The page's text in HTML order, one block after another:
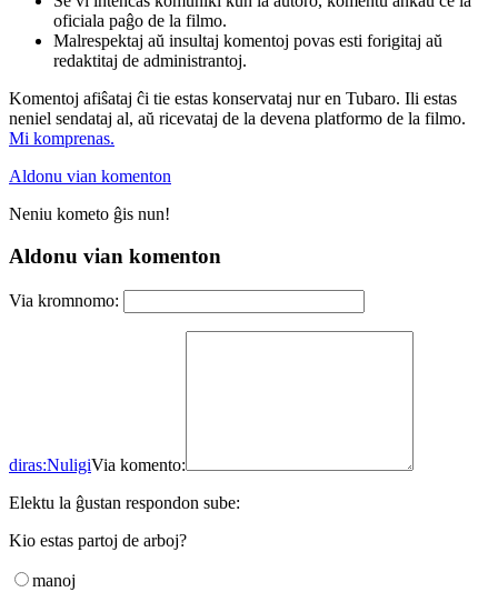
oficiala paĝo de la filmo.
Malrespektaj aŭ insultaj komentoj povas esti forigitaj aŭ
redaktitaj de administrantoj.
Komentoj afiŝataj ĉi tie estas konservataj nur en Tubaro. Ili estas
neniel sendataj al, aŭ ricevataj de la devena platformo de la filmo.
Mi komprenas.
Aldonu vian komenton
Neniu kometo ĝis nun!
Aldonu vian komenton
Via kromnomo:
diras:NuligiVia komento:
Elektu la ĝustan respondon sube:
Kio estas partoj de arboj?
manoj